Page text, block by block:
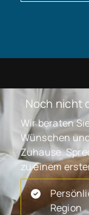
Noch nicht
Wir beraten
Wünschen
Zuhause.
zu einem
Region